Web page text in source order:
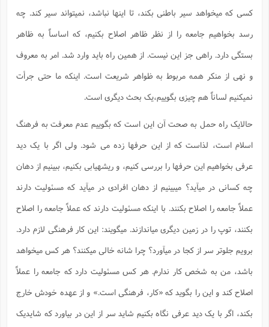
کسی که میخواهد سیر باطنی بکند، تا اینها نباشد، نمیتواند سیر کند. چه
رسد بخواهیم جامعه را از نظر ظاهر اصلاح بکنیم، که اساساً به ظاهر
بستگی دارد. راهی جز این نیست. از همین راه باید وارد شد. امر به معروف
و نهی از منکر همه مربوط به ظواهر شریعت است. اینکه ما حتی جرأت
نمیکنیم لساناً هم چیزی بگوییم،یک بحث دیگری است.
حالایک راه حمل به صحت آن این است که بگوییم عدم معرفت به فرهنگ
اسلام است، لذاست که از این حرفها زده می شود. ولی اگر با یک دید
عرفی بخواهیم این حرفها را بررسی کنیم، و ریشهیابی بکنیم، ببینیم از دهان
چه کسانی در میآید؟ میبینیم از دهان افرادی در میآید که مسئولیت دارند
عملاً جامعه را اصلاح بکنند. با اینکه مسئولیت دارند که عملاً جامعه را اصلاح
بکنند، توپ را در زمین دیگری میاندازند. میگویند: این کار فرهنگی لازم دارد.
برویم جلوتر سر از کجا در میآورد؟ چرا شانه خالی میکنند؟ هر کس میخواهد
باشد، من به شخص کار ندارم. هر کس مسئولیت دارد که جامعه را عملاً
اصلاح کند و این را بگوید که «کار، فرهنگی است.» و از عهده خودش خارج
بکند، اگر با یک دید عرفی نگاه بکنیم شاید سر از این در بیاورد که شایدیک